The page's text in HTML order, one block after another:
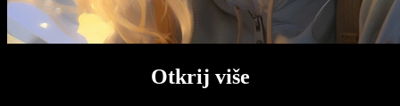
Otkrij više